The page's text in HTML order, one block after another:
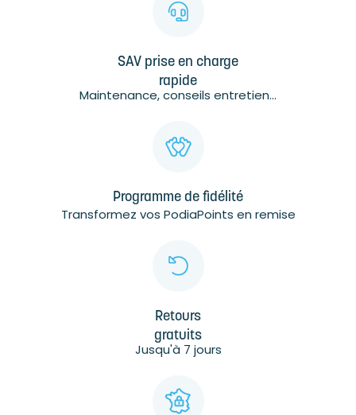
SAV prise en charge
rapide
Maintenance, conseils entretien...
Programme de fidélité
Transformez vos PodiaPoints en remise
Retours
gratuits
Jusqu'à 7 jours